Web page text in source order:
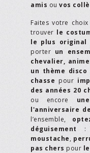
amis ou vos
Faites votre
trouver le
le plus original
porter un
chevalier,
un thème disco
chasse pour
des années 20
ou encore
l'anniversaire
l’ensemble,
déguisement :
moustache,
pas chers pour